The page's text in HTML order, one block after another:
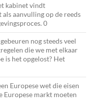
kabinet vindt
aanvulling op de reeds
0
nog steeds veel
die we met elkaar
is het opgelost? Het
Europese wet die eisen
Europese markt moeten